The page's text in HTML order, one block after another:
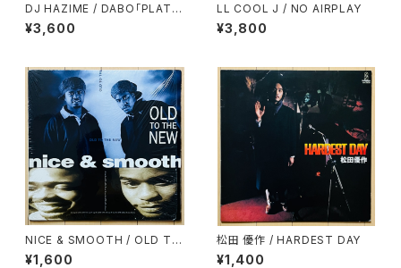
DJ HAZIME / DABO「PLATIN
UM TONGUE」SPECIAL SA
MPLER MIXTAPE
¥3,600
LL COOL J / NO AIRPLAY
¥3,800
NICE & SMOOTH / OLD TO
THE NEW
¥1,600
松田 優作 / HARDEST DAY
¥1,400